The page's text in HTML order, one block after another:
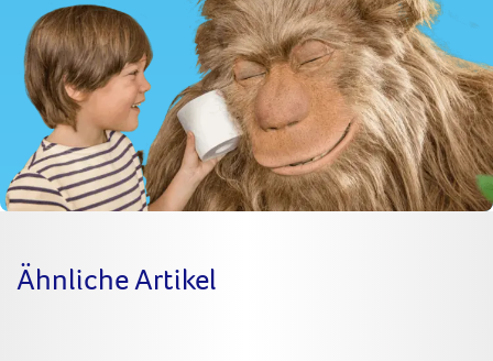
Ähnliche Artikel